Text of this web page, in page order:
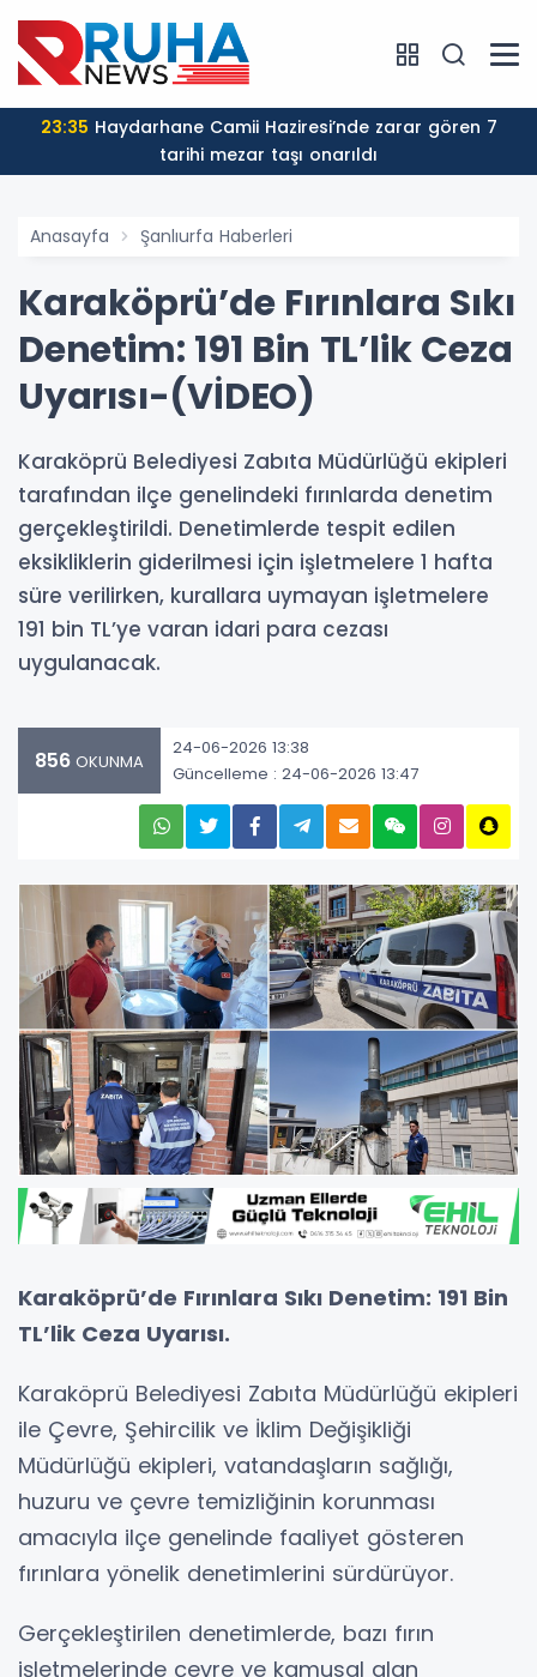
23:42 Şarkıcı Cansever hayatını kaybetti
Anasayfa Şanlıurfa Haberleri
Karaköprü’de Fırınlara Sıkı
Denetim: 191 Bin TL’lik Ceza
Uyarısı-(VİDEO)
Karaköprü Belediyesi Zabıta Müdürlüğü ekipleri
tarafından ilçe genelindeki fırınlarda denetim
gerçekleştirildi. Denetimlerde tespit edilen
eksikliklerin giderilmesi için işletmelere 1 hafta
süre verilirken, kurallara uymayan işletmelere
191 bin TL’ye varan idari para cezası
uygulanacak.
856 OKUNMA
24-06-2026 13:38
Güncelleme : 24-06-2026 13:47
Karaköprü’de Fırınlara Sıkı Denetim: 191 Bin
TL’lik Ceza Uyarısı.
Karaköprü Belediyesi Zabıta Müdürlüğü ekipleri
ile Çevre, Şehircilik ve İklim Değişikliği
Müdürlüğü ekipleri, vatandaşların sağlığı,
huzuru ve çevre temizliğinin korunması
amacıyla ilçe genelinde faaliyet gösteren
fırınlara yönelik denetimlerini sürdürüyor.
Gerçekleştirilen denetimlerde, bazı fırın
işletmelerinde çevre ve kamusal alan